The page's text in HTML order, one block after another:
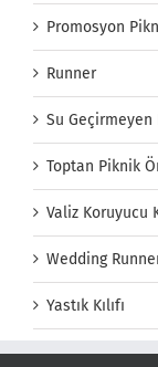
Promosyon
Runner
Su
Toptan Piknik
Valiz Koruyucu
Wedding
Yastık Kılıfı